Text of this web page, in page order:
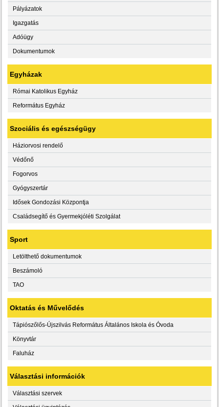
Pályázatok
Igazgatás
Adóügy
Dokumentumok
Egyházak
Római Katolikus Egyház
Református Egyház
Szociális és egészségügy
Háziorvosi rendelő
Védőnő
Fogorvos
Gyógyszertár
Idősek Gondozási Központja
Családsegítő és Gyermekjóléti Szolgálat
Sport
Letölthető dokumentumok
Beszámoló
TAO
Oktatás és Művelődés
Tápiószőlős-Újszilvás Református Általános Iskola és Óvoda
Könyvtár
Faluház
Választási információk
Választási szervek